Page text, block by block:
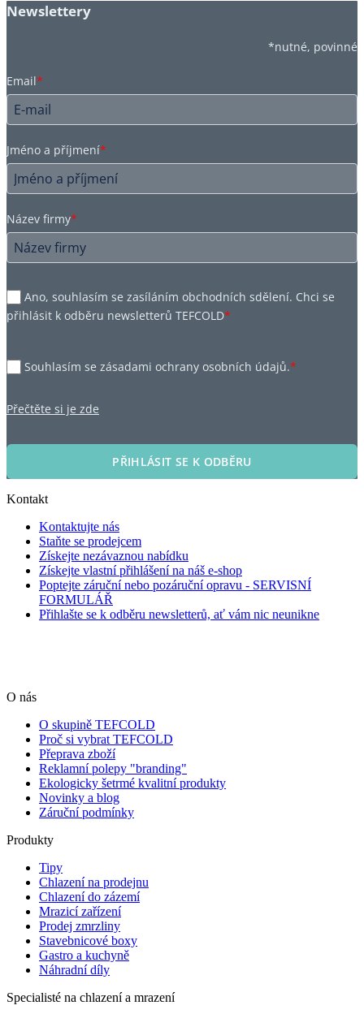
Newslettery
*nutné, povinné
Email*
Jméno a příjmení*
Název firmy*
Ano, souhlasím se zasíláním obchodních sdělení. Chci se
přihlásit k odběru newsletterů TEFCOLD*
Souhlasím se zásadami ochrany osobních údajů.*
Přečtěte si je zde
PŘIHLÁSIT SE K ODBĚRU
Kontakt
Kontaktujte nás
Staňte se prodejcem
Získejte nezávaznou nabídku
Získejte vlastní přihlášení na náš e-shop
Poptejte záruční nebo pozáruční opravu - SERVISNÍ
FORMULÁŘ
Přihlašte se k odběru newsletterů, ať vám nic neunikne
O nás
O skupině TEFCOLD
Proč si vybrat TEFCOLD
Přeprava zboží
Reklamní polepy "branding"
Ekologicky šetrmé kvalitní produkty
Novinky a blog
Záruční podmínky
Produkty
Tipy
Chlazení na prodejnu
Chlazení do zázemí
Mrazicí zařízení
Prodej zmrzliny
Stavebnicové boxy
Gastro a kuchyně
Náhradní díly
Specialisté na chlazení a mrazení